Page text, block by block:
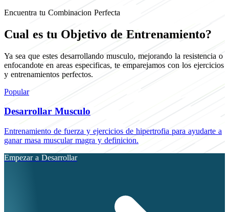
Encuentra tu Combinacion Perfecta
Cual es tu Objetivo de Entrenamiento?
Ya sea que estes desarrollando musculo, mejorando la resistencia o
enfocandote en areas especificas, te emparejamos con los ejercicios
y entrenamientos perfectos.
Popular
Desarrollar Musculo
Entrenamiento de fuerza y ejercicios de hipertrofia para ayudarte a
ganar masa muscular magra y definicion.
Empezar a Desarrollar